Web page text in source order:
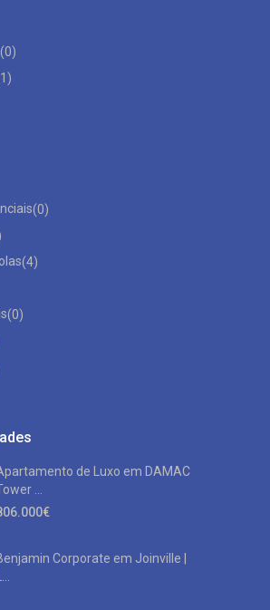
(0)
(0)
(4)
(0)
de Luxo em DAMAC
...
Corporate em Joinville |